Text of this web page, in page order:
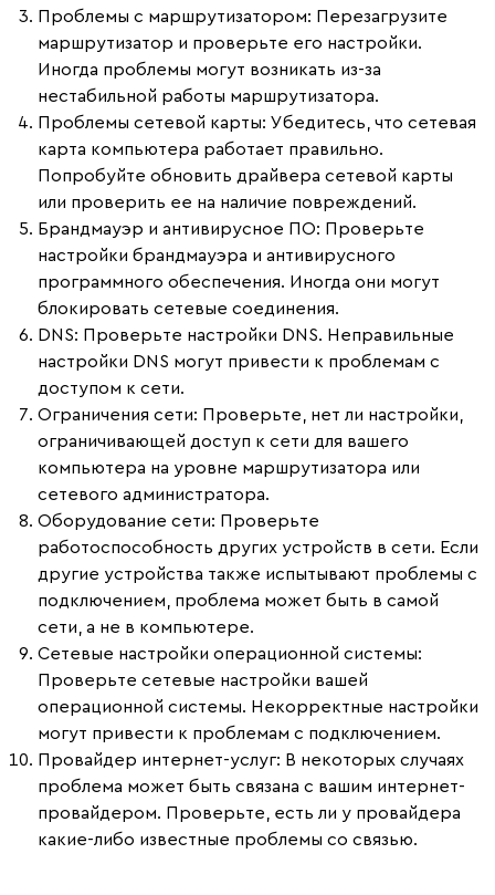
Проблемы с маршрутизатором: Перезагрузите
маршрутизатор и проверьте его настройки.
Иногда проблемы могут возникать из-за
нестабильной работы маршрутизатора.
Проблемы сетевой карты: Убедитесь, что сетевая
карта компьютера работает правильно.
Попробуйте обновить драйвера сетевой карты
или проверить ее на наличие повреждений.
Брандмауэр и антивирусное ПО: Проверьте
настройки брандмауэра и антивирусного
программного обеспечения. Иногда они могут
блокировать сетевые соединения.
DNS: Проверьте настройки DNS. Неправильные
настройки DNS могут привести к проблемам с
доступом к сети.
Ограничения сети: Проверьте, нет ли настройки,
ограничивающей доступ к сети для вашего
компьютера на уровне маршрутизатора или
сетевого администратора.
Оборудование сети: Проверьте
работоспособность других устройств в сети. Если
другие устройства также испытывают проблемы с
подключением, проблема может быть в самой
сети, а не в компьютере.
Сетевые настройки операционной системы:
Проверьте сетевые настройки вашей
операционной системы. Некорректные настройки
могут привести к проблемам с подключением.
Провайдер интернет-услуг: В некоторых случаях
проблема может быть связана с вашим интернет-
провайдером. Проверьте, есть ли у провайдера
какие-либо известные проблемы со связью.